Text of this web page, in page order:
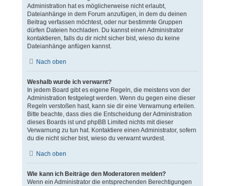
Administration hat es möglicherweise nicht erlaubt,
Dateianhänge in dem Forum anzufügen, in dem du deinen
Beitrag verfassen möchtest, oder nur bestimmte Gruppen
dürfen Dateien hochladen. Du kannst einen Administrator
kontaktieren, falls du dir nicht sicher bist, wieso du keine
Dateianhänge anfügen kannst.
Nach oben
Weshalb wurde ich verwarnt?
In jedem Board gibt es eigene Regeln, die meistens von der
Administration festgelegt werden. Wenn du gegen eine dieser
Regeln verstoßen hast, kann sie dir eine Verwarnung erteilen.
Bitte beachte, dass dies die Entscheidung der Administration
dieses Boards ist und phpBB Limited nichts mit dieser
Verwarnung zu tun hat. Kontaktiere einen Administrator, sofern
du die nicht sicher bist, wieso du verwarnt wurdest.
Nach oben
Wie kann ich Beiträge den Moderatoren melden?
Wenn ein Administrator die entsprechenden Berechtigungen